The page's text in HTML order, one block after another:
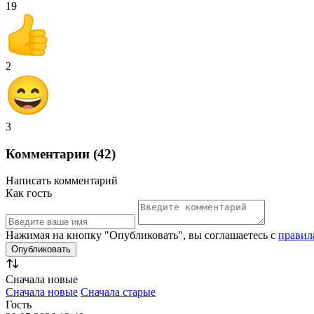
19
2
3
Комментарии (42)
Написать комментарий
Как гость
Нажимая на кнопку "Опубликовать", вы соглашаетесь с
Сначала новые
Сначала новые Сначала старые
Гость